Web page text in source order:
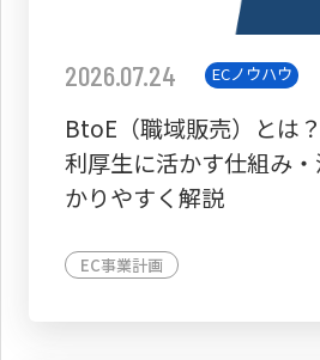
2026.07.24 ECノウハウ
BtoE（職域販売）とは
利厚生に活かす仕組み
かりやすく解説
EC事業計画